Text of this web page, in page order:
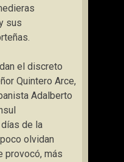
sus
el discreto
Quintero Arce,
Adalberto
de la
olvidan
provocó, más